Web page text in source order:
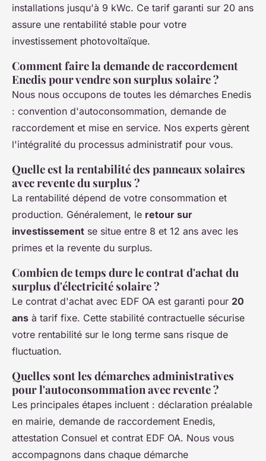
installations jusqu'à 9 kWc. Ce tarif garanti sur 20 ans
assure une rentabilité stable pour votre
investissement photovoltaïque.
Comment faire la demande de raccordement
Enedis pour vendre son surplus solaire ?
Nous nous occupons de toutes les démarches Enedis
: convention d'autoconsommation, demande de
raccordement et mise en service. Nos experts gèrent
l'intégralité du processus administratif pour vous.
Quelle est la rentabilité des panneaux solaires
avec revente du surplus ?
La rentabilité dépend de votre consommation et
production. Généralement, le retour sur
investissement se situe entre 8 et 12 ans avec les
primes et la revente du surplus.
Combien de temps dure le contrat d'achat du
surplus d'électricité solaire ?
Le contrat d'achat avec EDF OA est garanti pour 20
ans à tarif fixe. Cette stabilité contractuelle sécurise
votre rentabilité sur le long terme sans risque de
fluctuation.
Quelles sont les démarches administratives
pour l'autoconsommation avec revente ?
Les principales étapes incluent : déclaration préalable
en mairie, demande de raccordement Enedis,
attestation Consuel et contrat EDF OA. Nous vous
accompagnons dans chaque démarche